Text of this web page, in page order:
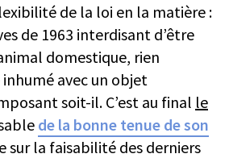
de la loi en la matière :
de 1963 interdisant d’être
domestique, rien
inhumé avec un objet
soit-il. C’est au final le
de la bonne tenue de son
sur la faisabilité des derniers